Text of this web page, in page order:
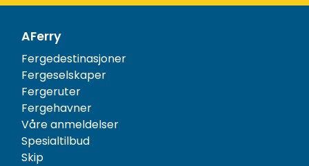
AFerry
Fergedestinasjoner
Fergeselskaper
Fergeruter
Fergehavner
Våre anmeldelser
Spesialtilbud
Skip